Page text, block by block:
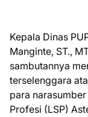
Kepala Dinas
Manginte, ST.,
sambutannya
terselenggara
para
Profesi (LSP)